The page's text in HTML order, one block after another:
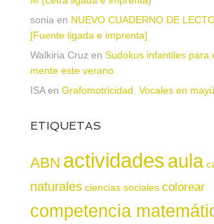
sonia en NUEVO CUADERNO DE
[Fuente ligada e imprenta]
Walkiria Cruz en Sudokus infantiles para
mente este verano
ISAen Grafomotricidad. Vocales en
ETIQUETAS
ABN actividadesaula
naturales ciencias sociales colorear
competencia